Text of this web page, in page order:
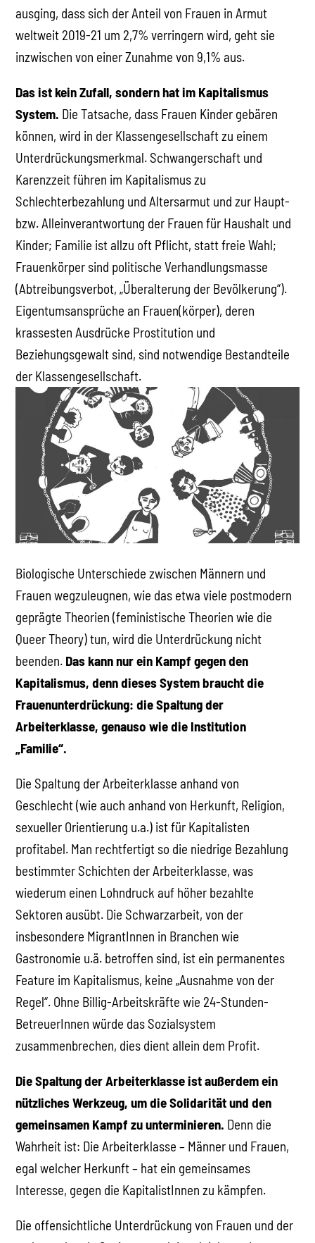
ausging, dass sich der Anteil von Frauen in Armut
weltweit 2019-21 um 2,7% verringern wird, geht sie
inzwischen von einer Zunahme von 9,1% aus.
Das ist kein Zufall, sondern hat im Kapitalismus
System. Die Tatsache, dass Frauen Kinder gebären
können, wird in der Klassengesellschaft zu einem
Unterdrückungsmerkmal. Schwangerschaft und
Karenzzeit führen im Kapitalismus zu
Schlechterbezahlung und Altersarmut und zur Haupt-
bzw. Alleinverantwortung der Frauen für Haushalt und
Kinder; Familie ist allzu oft Pflicht, statt freie Wahl;
Frauenkörper sind politische Verhandlungsmasse
(Abtreibungsverbot, „Überalterung der Bevölkerung“).
Eigentumsansprüche an Frauen(körper), deren
krassesten Ausdrücke Prostitution und
Beziehungsgewalt sind, sind notwendige Bestandteile
der Klassengesellschaft.
Biologische Unterschiede zwischen Männern und
Frauen wegzuleugnen, wie das etwa viele postmodern
geprägte Theorien (feministische Theorien wie die
Queer Theory) tun, wird die Unterdrückung nicht
beenden. Das kann nur ein Kampf gegen den
Kapitalismus, denn dieses System braucht die
Frauenunterdrückung: die Spaltung der
Arbeiterklasse, genauso wie die Institution
„Familie“.
Die Spaltung der Arbeiterklasse anhand von
Geschlecht (wie auch anhand von Herkunft, Religion,
sexueller Orientierung u.a.) ist für Kapitalisten
profitabel. Man rechtfertigt so die niedrige Bezahlung
bestimmter Schichten der Arbeiterklasse, was
wiederum einen Lohndruck auf höher bezahlte
Sektoren ausübt. Die Schwarzarbeit, von der
insbesondere MigrantInnen in Branchen wie
Gastronomie u.ä. betroffen sind, ist ein permanentes
Feature im Kapitalismus, keine „Ausnahme von der
Regel“. Ohne Billig-Arbeitskräfte wie 24-Stunden-
BetreuerInnen würde das Sozialsystem
zusammenbrechen, dies dient allein dem Profit.
Die Spaltung der Arbeiterklasse ist außerdem ein
nützliches Werkzeug, um die Solidarität und den
gemeinsamen Kampf zu unterminieren. Denn die
Wahrheit ist: Die Arbeiterklasse – Männer und Frauen,
egal welcher Herkunft – hat ein gemeinsames
Interesse, gegen die KapitalistInnen zu kämpfen.
Die offensichtliche Unterdrückung von Frauen und der